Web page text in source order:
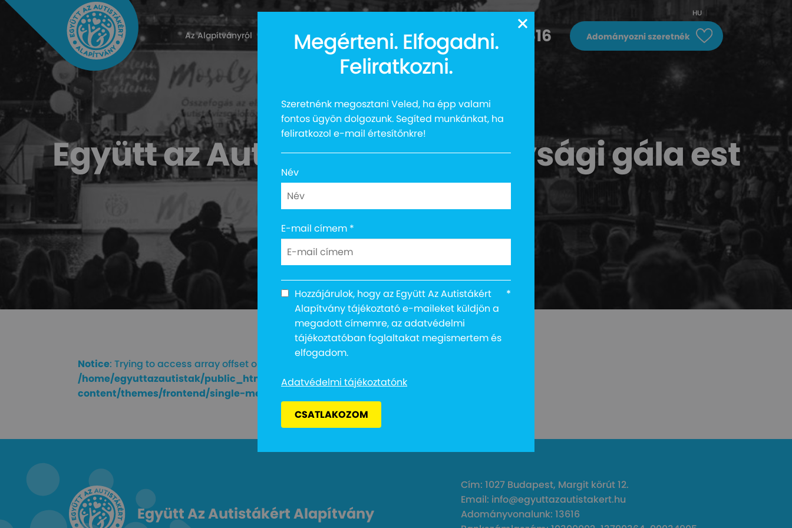
Az Alapítványról Auttalent 2025 Média Social Kapcsolat Shop
HU
13616 Adományozni szeretnék
Együtt az Autistákért jótékonysági gála est
Notice: Trying to access array offset on value of type null in
/home/egyuttazautistak/public_html/wp-
content/themes/frontend/single-media-videos.php
on line
Együtt Az Autistákért Alapítvány
Cím: 1027 Budapest, Margit körút 12.
Email: info@egyuttazautistakert.hu
Adományvonalunk: 13616
Megérteni. Elfogadni.
Feliratkozni.
Szeretnénk megosztani Veled, ha épp valami
fontos ügyön dolgozunk. Segíted munkánkat, ha
feliratkozol e-mail értesítőnkre!
Név
E-mail címem *
Hozzájárulok, hogy az Együtt Az Autistákért
Alapítvány tájékoztató e-maileket küldjön a
megadott címemre, az adatvédelmi
tájékoztatóban foglaltakat megismertem és
elfogadom.
*
Adatvédelmi tájékoztatónk
CSATLAKOZOM